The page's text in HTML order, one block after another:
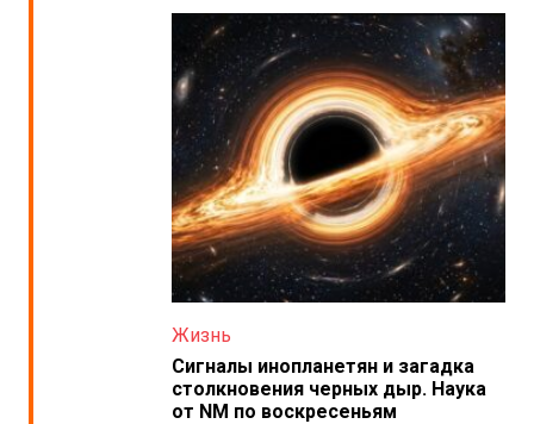
Жизнь
Сигналы инопланетян и загадка
столкновения черных дыр. Наука
от NM по воскресеньям